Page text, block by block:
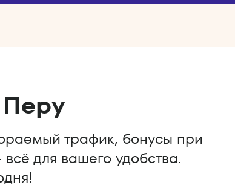
Перу
трафик, бонусы при
для вашего удобства.